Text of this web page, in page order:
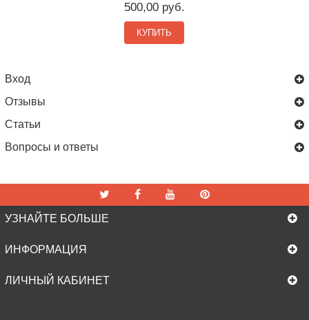
500,00 руб.
КУПИТЬ
Вход
Отзывы
Статьи
Вопросы и ответы
УЗНАЙТЕ БОЛЬШЕ
ИНФОРМАЦИЯ
ЛИЧНЫЙ КАБИНЕТ